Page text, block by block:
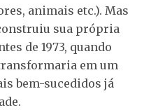
animais etc.). Mas
sua própria
de 1973, quando
em um
bem-sucedidos já